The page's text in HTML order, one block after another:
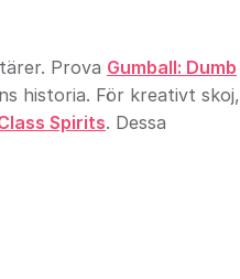
Prova Gumball: Dumb
historia. För kreativt skoj,
Spirits. Dessa